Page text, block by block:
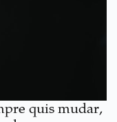
quis mudar,